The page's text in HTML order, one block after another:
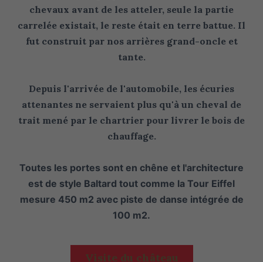
chevaux avant de les atteler, seule la partie
carrelée existait, le reste était en terre battue. Il
fut construit par nos arrières grand-oncle et
tante.
Depuis l'arrivée de l'automobile, les écuries
attenantes ne servaient plus qu'à un cheval de
trait mené par le chartrier pour livrer le bois de
chauffage.
Toutes les portes sont en chêne et l'architecture
est de style Baltard tout comme la Tour Eiffel
mesure 450 m2 avec piste de danse intégrée de
100 m2.
Visite du château